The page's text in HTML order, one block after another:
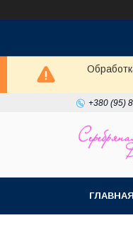
+380 (95)
ГЛАВНАЯ